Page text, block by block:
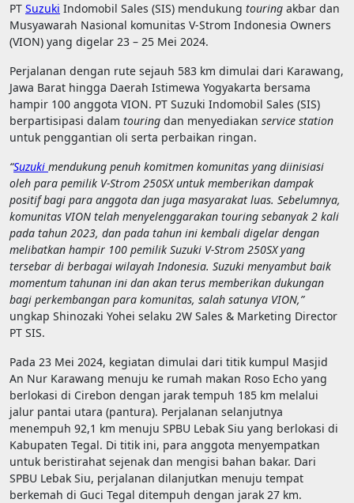
PT Suzuki Indomobil Sales (SIS) mendukung touring akbar dan
Musyawarah Nasional komunitas V-Strom Indonesia Owners
(VION) yang digelar 23 – 25 Mei 2024.
Perjalanan dengan rute sejauh 583 km dimulai dari Karawang,
Jawa Barat hingga Daerah Istimewa Yogyakarta bersama
hampir 100 anggota VION. PT Suzuki Indomobil Sales (SIS)
berpartisipasi dalam touring dan menyediakan service station
untuk penggantian oli serta perbaikan ringan.
“Suzuki mendukung penuh komitmen komunitas yang diinisiasi
oleh para pemilik V-Strom 250SX untuk memberikan dampak
positif bagi para anggota dan juga masyarakat luas. Sebelumnya,
komunitas VION telah menyelenggarakan touring sebanyak 2 kali
pada tahun 2023, dan pada tahun ini kembali digelar dengan
melibatkan hampir 100 pemilik Suzuki V-Strom 250SX yang
tersebar di berbagai wilayah Indonesia. Suzuki menyambut baik
momentum tahunan ini dan akan terus memberikan dukungan
bagi perkembangan para komunitas, salah satunya VION,”
ungkap Shinozaki Yohei selaku 2W Sales & Marketing Director
PT SIS.
Pada 23 Mei 2024, kegiatan dimulai dari titik kumpul Masjid
An Nur Karawang menuju ke rumah makan Roso Echo yang
berlokasi di Cirebon dengan jarak tempuh 185 km melalui
jalur pantai utara (pantura). Perjalanan selanjutnya
menempuh 92,1 km menuju SPBU Lebak Siu yang berlokasi di
Kabupaten Tegal. Di titik ini, para anggota menyempatkan
untuk beristirahat sejenak dan mengisi bahan bakar. Dari
SPBU Lebak Siu, perjalanan dilanjutkan menuju tempat
berkemah di Guci Tegal ditempuh dengan jarak 27 km.